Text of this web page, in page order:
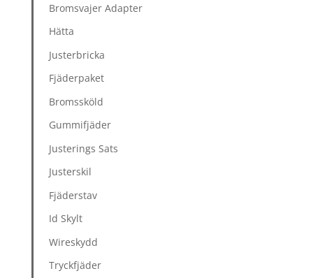
Bromsvajer Adapter
Hätta
Justerbricka
Fjäderpaket
Bromssköld
Gummifjäder
Justerings Sats
Justerskil
Fjäderstav
Id Skylt
Wireskydd
Tryckfjäder